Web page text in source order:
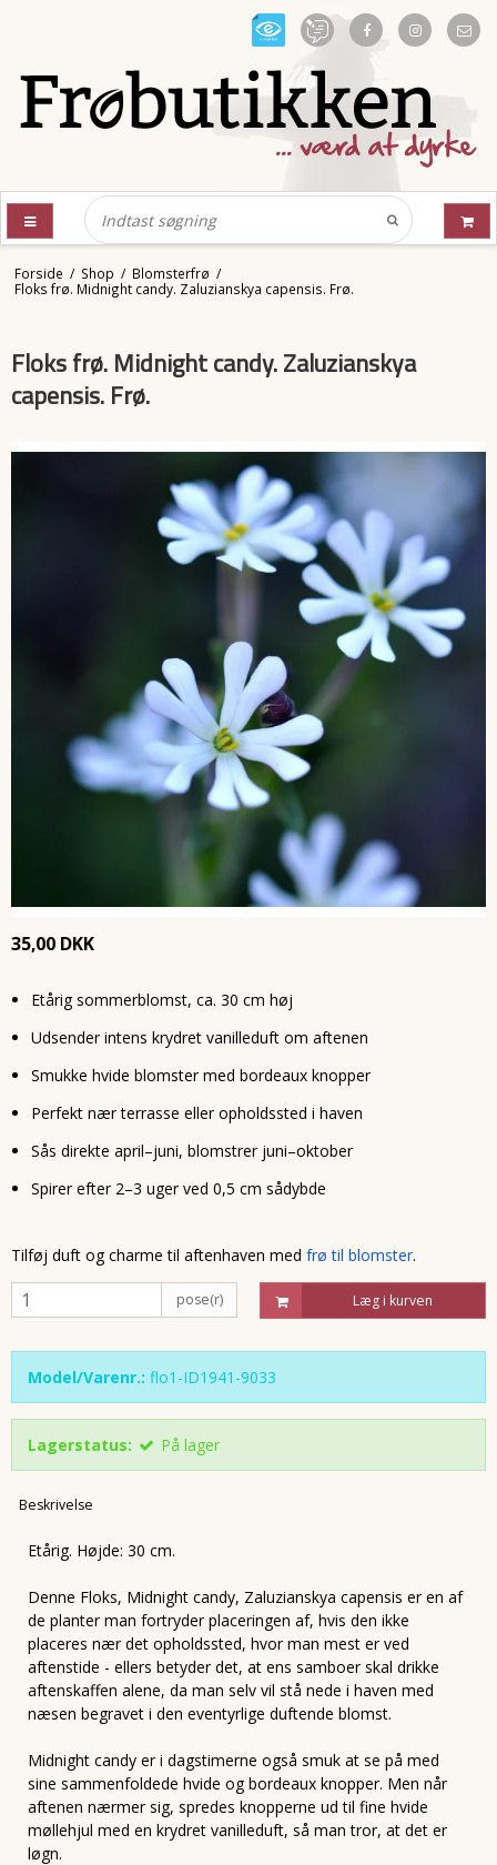
Forside / Shop / Blomsterfrø /
Floks frø. Midnight candy. Zaluzianskya capensis. Frø.
Floks frø. Midnight candy. Zaluzianskya
capensis. Frø.
35,00 DKK
Etårig sommerblomst, ca. 30 cm høj
Udsender intens krydret vanilleduft om aftenen
Smukke hvide blomster med bordeaux knopper
Perfekt nær terrasse eller opholdssted i haven
Sås direkte april–juni, blomstrer juni–oktober
Spirer efter 2–3 uger ved 0,5 cm sådybde
Tilføj duft og charme til aftenhaven med frø til blomster.
pose(r) Læg i kurven
Model/Varenr.: flo1-ID1941-9033
Lagerstatus: På lager
Beskrivelse
Etårig. Højde: 30 cm.
Denne Floks, Midnight candy, Zaluzianskya capensis er en af
de planter man fortryder placeringen af, hvis den ikke
placeres nær det opholdssted, hvor man mest er ved
aftenstide - ellers betyder det, at ens samboer skal drikke
aftenskaffen alene, da man selv vil stå nede i haven med
næsen begravet i den eventyrlige duftende blomst.
Midnight candy er i dagstimerne også smuk at se på med
sine sammenfoldede hvide og bordeaux knopper. Men når
aftenen nærmer sig, spredes knopperne ud til fine hvide
møllehjul med en krydret vanilleduft, så man tror, at det er
løgn.